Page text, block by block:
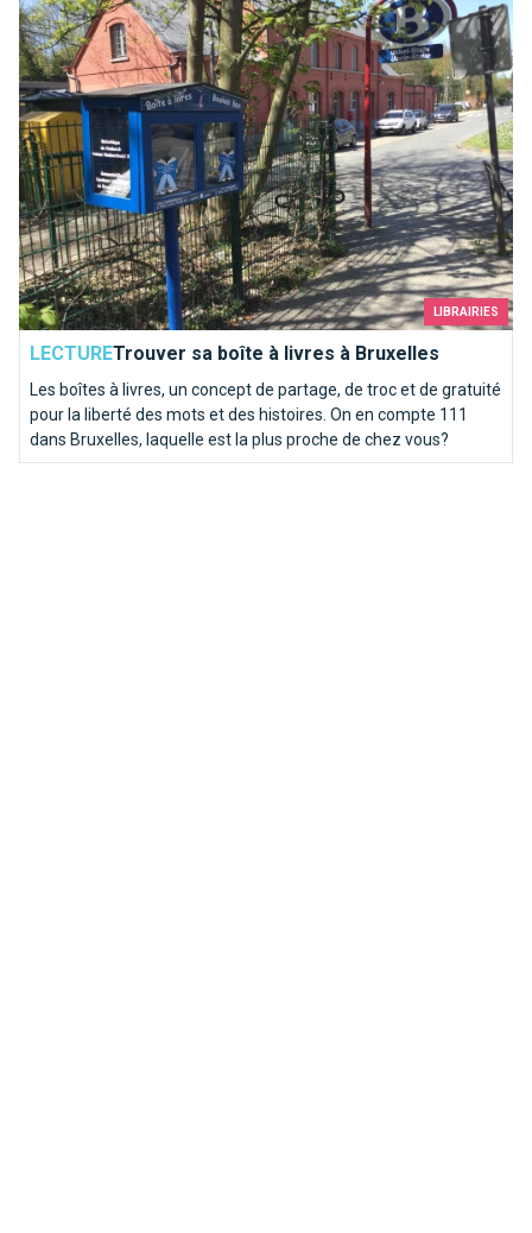
LIBRAIRIES
LECTURETrouver sa boîte à livres à Bruxelles
Les boîtes à livres, un concept de partage, de troc et de gratuité
pour la liberté des mots et des histoires. On en compte 111
dans Bruxelles, laquelle est la plus proche de chez vous?
Trouver sa boîte à livres à Bruxelles